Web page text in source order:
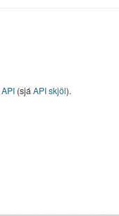
API(sjá API skjöl).